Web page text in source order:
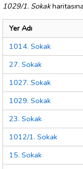
1029/1. Sokak
Yer Adı
1014. Sokak
27. Sokak
1027. Sokak
1029. Sokak
23. Sokak
1012/1. Sokak
15. Sokak